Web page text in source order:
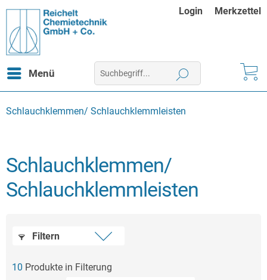
Login Merkzettel
Menü
Schlauchklemmen/ Schlauchklemmleisten
Schlauchklemmen/
Schlauchklemmleisten
Filtern
10 Produkte in Filterung